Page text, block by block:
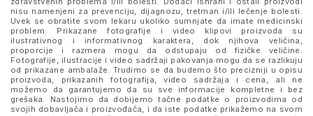
nisu namenjeni za prevenciju, dijagnozu, tretman i/ili lečenje bolesti.
Uvek se obratite svom lekaru ukoliko sumnjate da imate medicinski
problem. Prikazane fotografije i video klipovi proizvoda su
ilustrativnog i informativnog karaktera, dok njihova veličina,
proporcije i razmera mogu da odstupaju od fizičke veličine.
Fotografije, ilustracije i video sadržaji pakovanja mogu da se razlikuju
od prikazane ambalaže. Trudimo se da budemo što precizniji u opisu
proizvoda, prikazanih fotografija, video sadržaja i cena, ali ne
možemo da garantujemo da su sve informacije kompletne i bez
grešaka. Nastojimo da dobijemo tačne podatke o proizvodima od
svojih dobavljača i proizvođača, i da iste podatke prikažemo na svom